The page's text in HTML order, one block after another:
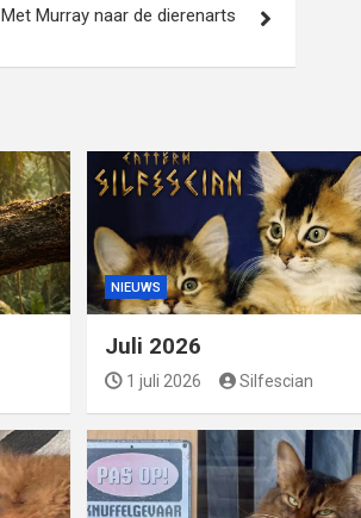
Met Murray naar de dierenarts
NIEUWS
Juli 2026
1 juli 2026 Silfescian